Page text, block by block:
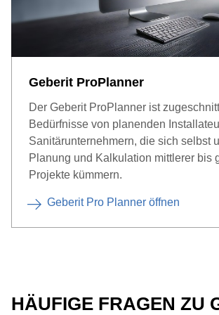
Geberit ProPlanner
Der Geberit ProPlanner ist
Bedürfnisse von planenden
Sanitärunternehmern, die sich selbst
Planung und Kalkulation mittlerer bis
Projekte kümmern.
Geberit Pro Planner öffnen
HÄUFIGE FRAGEN ZU